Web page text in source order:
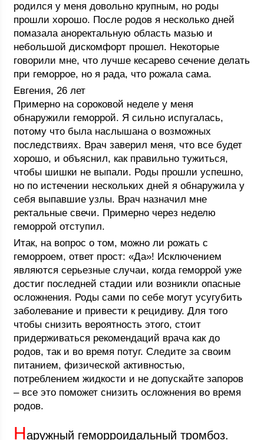
родился у меня довольно крупным, но роды
прошли хорошо. После родов я несколько дней
помазала аноректальную область мазью и
небольшой дискомфорт прошел. Некоторые
говорили мне, что лучше кесарево сечение делать
при геморрое, но я рада, что рожала сама.
Евгения, 26 лет
Примерно на сороковой неделе у меня
обнаружили геморрой. Я сильно испугалась,
потому что была наслышана о возможных
последствиях. Врач заверил меня, что все будет
хорошо, и объяснил, как правильно тужиться,
чтобы шишки не выпали. Роды прошли успешно,
но по истечении нескольких дней я обнаружила у
себя выпавшие узлы. Врач назначил мне
ректальные свечи. Примерно через неделю
геморрой отступил.
Итак, на вопрос о том, можно ли рожать с
геморроем, ответ прост: «Да»! Исключением
являются серьезные случаи, когда геморрой уже
достиг последней стадии или возникли опасные
осложнения. Роды сами по себе могут усугубить
заболевание и привести к рецидиву. Для того
чтобы снизить вероятность этого, стоит
придерживаться рекомендаций врача как до
родов, так и во время потуг. Следите за своим
питанием, физической активностью,
потреблением жидкости и не допускайте запоров
– все это поможет снизить осложнения во время
родов.
Наружный геморроидальный тромбоз.